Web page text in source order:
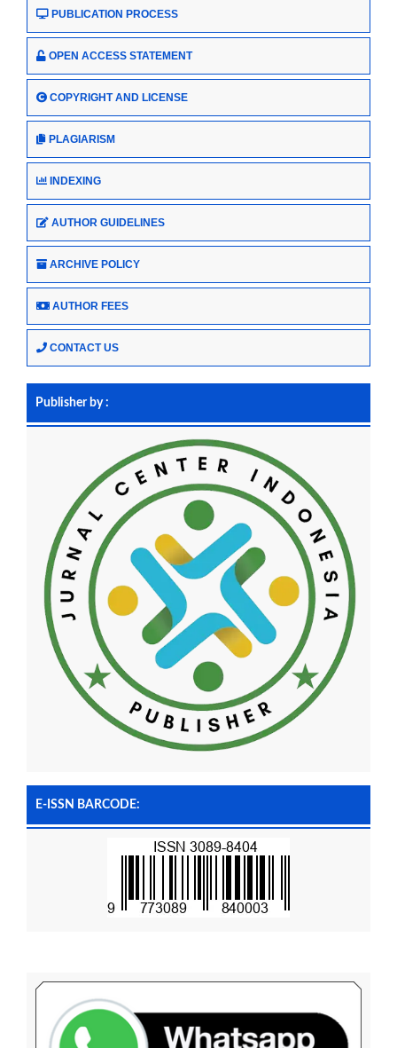
PUBLICATION PROCESS
OPEN ACCESS STATEMENT
COPYRIGHT AND LICENSE
PLAGIARISM
INDEXING
AUTHOR GUIDELINES
ARCHIVE POLICY
AUTHOR FEES
CONTACT US
Publisher by :
E-ISSN BARCODE: